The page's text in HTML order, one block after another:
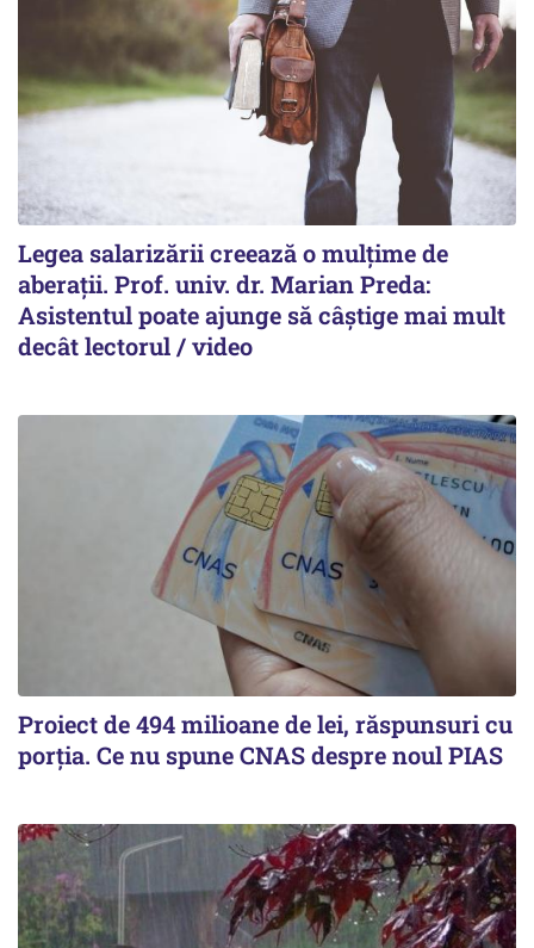
Legea salarizării creează o mulțime de
aberații. Prof. univ. dr. Marian Preda:
Asistentul poate ajunge să câștige mai mult
decât lectorul / video
Proiect de 494 milioane de lei, răspunsuri cu
porția. Ce nu spune CNAS despre noul PIAS